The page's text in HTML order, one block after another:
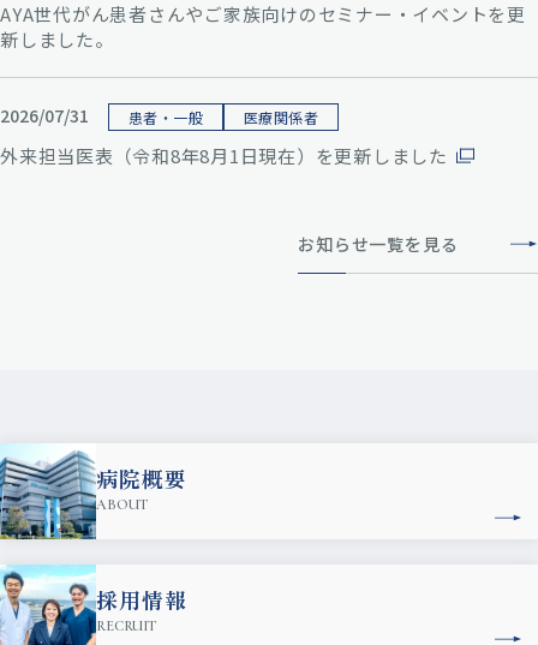
AYA世代がん患者さんやご家族向けのセミナー・イベントを更
新しました。
2026/07/31 患者・一般 医療関係者
外来担当医表（令和8年8月1日現在）を更新しました
お知らせ一覧を見る
病院概要
ABOUT
採用情報
RECRUIT